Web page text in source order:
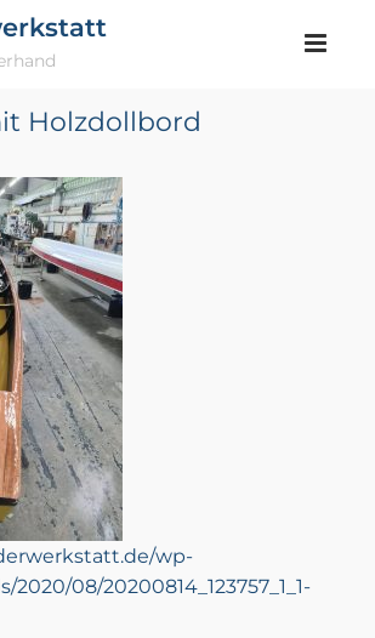
Holzdollbord
wp-
08/20200814_123757_1_1-